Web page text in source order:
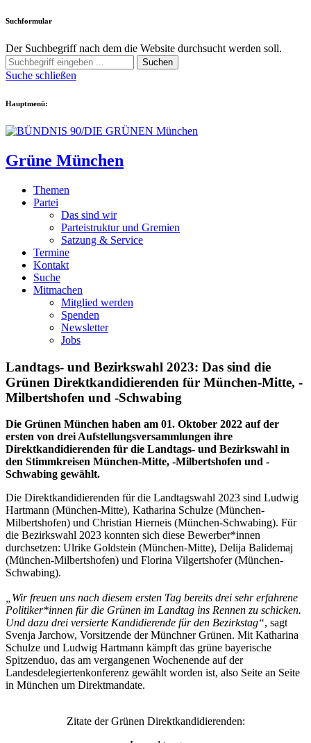
Suchformular
Der Suchbegriff nach dem die Website durchsucht werden soll.
Suchen
Suche schließen
Hauptmenü:
Grüne München
Themen
Partei
Das sind wir
Parteistruktur und Gremien
Satzung & Service
Termine
Kontakt
Suche
Mitmachen
Mitglied werden
Spenden
Newsletter
Jobs
Landtags- und Bezirkswahl 2023: Das sind die
Grünen Direktkandidierenden für München-Mitte, -
Milbertshofen und -Schwabing
Die Grünen München haben am 01. Oktober 2022 auf der
ersten von drei Aufstellungsversammlungen ihre
Direktkandidierenden für die Landtags- und Bezirkswahl in
den Stimmkreisen München-Mitte, -Milbertshofen und -
Schwabing gewählt.
Die Direktkandidierenden für die Landtagswahl 2023 sind Ludwig
Hartmann (München-Mitte), Katharina Schulze (München-
Milbertshofen) und Christian Hierneis (München-Schwabing). Für
die Bezirkswahl 2023 konnten sich diese Bewerber*innen
durchsetzen: Ulrike Goldstein (München-Mitte), Delija Balidemaj
(München-Milbertshofen) und Florina Vilgertshofer (München-
Schwabing).
„Wir freuen uns nach diesem ersten Tag bereits drei sehr erfahrene
Politiker*innen für die Grünen im Landtag ins Rennen zu schicken.
Und dazu drei versierte Kandidierende für den Bezirkstag“, sagt
Svenja Jarchow, Vorsitzende der Münchner Grünen. Mit Katharina
Schulze und Ludwig Hartmann kämpft das grüne bayerische
Spitzenduo, das am vergangenen Wochenende auf der
Landesdelegiertenkonferenz gewählt worden ist, also Seite an Seite
in München um Direktmandate.
Zitate der Grünen Direktkandidierenden: